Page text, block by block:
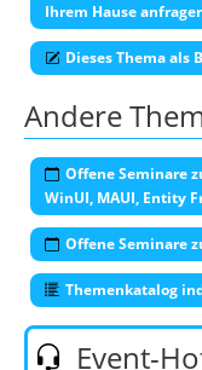
Ihrem Hause
Dieses Thema als
Andere
Offene Seminare
WinUI, MAUI, Entity
Offene Seminare
Themenkatalog
Event-